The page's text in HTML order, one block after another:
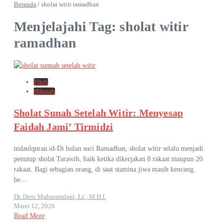
Beranda / sholat witir ramadhan
Menjelajahi Tag: sholat witir
ramadhan
Fikih
Hikmah
Sholat Sunah Setelah Witir: Menyesap
Faidah Jami’ Tirmidzi
nidaulquran.id-Di bulan suci Ramadhan, sholat witir selalu menjadi
penutup sholat Tarawih, baik ketika dikerjakan 8 rakaat maupun 20
rakaat. Bagi sebagian orang, di saat stamina jiwa masih kencang,
be...
Dr. Deni Muharamdani, Lc., M.H.I.
Maret 12, 2026
Read More